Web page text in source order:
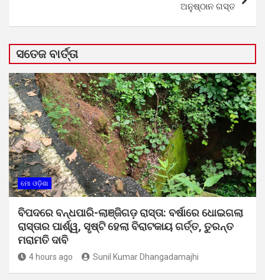
ଅନୁଷ୍ଠାନ ଗସ୍ତ
ସତେଜ ବାର୍ତ୍ତା
ମୋ ଓଡ଼ିଶା
ବିପଦରେ ବନ୍ଧପାରି-ଲାଞ୍ଜିଗଡ଼ ରାସ୍ତା: ବର୍ଷାରେ ଧୋଇଗଲା
ରାସ୍ତାର ପାର୍ଶ୍ୱ, ସୃଷ୍ଟି ହେଲା ବିରାଟକାୟ ଗର୍ତ୍ତ, ତୁରନ୍ତ
ମରାମତି ଦାବି
4 hours ago Sunil Kumar Dhangadamajhi